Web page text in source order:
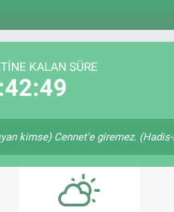
KALAN SÜRE
kimse) Cennet'e giremez.